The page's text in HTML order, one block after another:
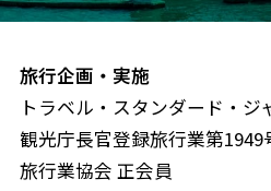
旅行企画・実施
トラベル・スタンダード・ジ
観光庁長官登録旅行業第
旅行業協会 正会員